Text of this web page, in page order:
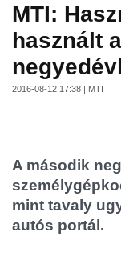
MTI:
használt
2016-08-12 17:38 | MTI
A második
mint tavaly
autós portál.